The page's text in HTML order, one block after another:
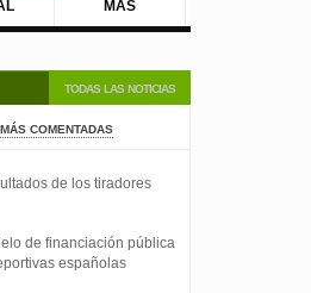
MÁS
TODAS LAS NOTICIAS
MÁS COMENTADAS
de los tiradores
de financiación pública
españolas